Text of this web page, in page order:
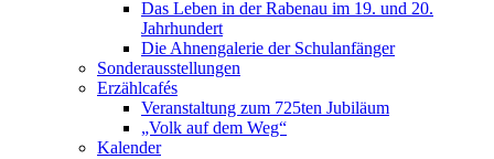
Das Leben in der Rabenau im 19. und 20.
Jahrhundert
Die Ahnengalerie der Schulanfänger
Sonderausstellungen
Erzählcafés
Veranstaltung zum 725ten Jubiläum
„Volk auf dem Weg“
Kalender